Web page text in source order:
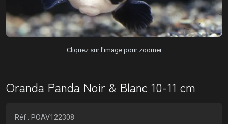
Cliquez sur l'image pour zoomer
Oranda Panda Noir & Blanc 10-11 cm
Réf : POAV122308